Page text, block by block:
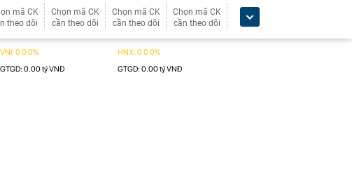
mã CK
theo dõi
Chọn mã CK
cần theo dõi
Chọn mã CK
cần theo dõi
Chọn mã CK
cần theo dõi